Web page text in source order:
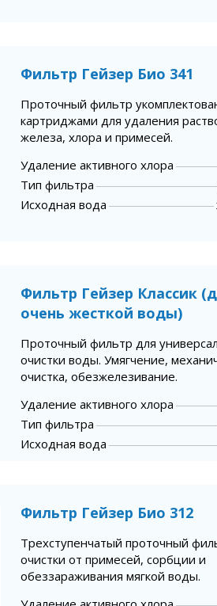
Фильтр Гейзер Био 341
Проточный фильтр
картриджами для удаления
железа, хлора и примесей.
Удаление активного хлора
Тип фильтра
Исходная вода
Фильтр Гейзер Классик
очень жесткой воды)
Проточный фильтр для
очистки воды. Умягчение,
очистка, обезжелезивание.
Удаление активного хлора
Тип фильтра
Исходная вода
Фильтр Гейзер Био 312
Трехступенчатый проточный
очистки от примесей, сорбции и
обеззараживания мягкой воды.